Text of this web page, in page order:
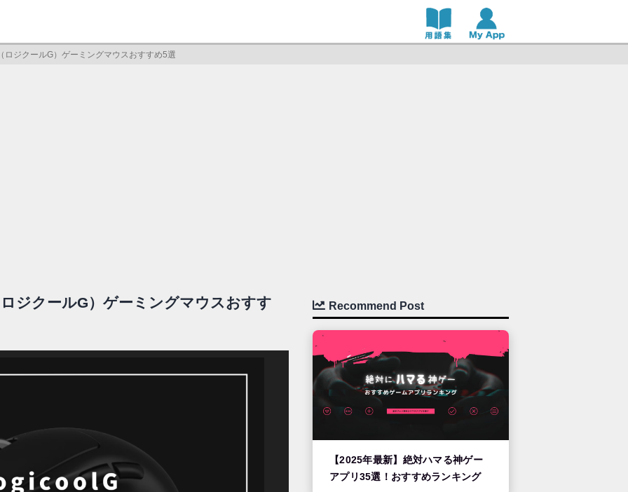
ジクールG）ゲーミングマウスおすすめ5選
ジクールG）ゲーミングマウスおすす Recommend Post
【2025年最新】絶対ハマる神ゲー
アプリ35選！おすすめランキング